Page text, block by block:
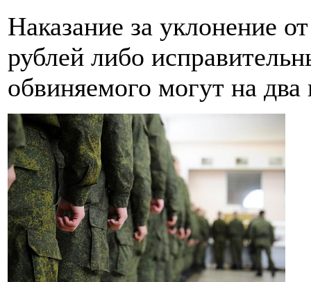
Наказание за уклонение
рублей либо
обвиняемого могут на